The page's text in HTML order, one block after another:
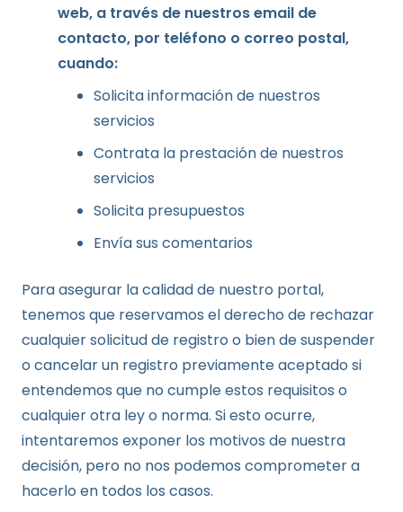
web, a través de nuestros email de
contacto, por teléfono o correo postal,
cuando:
Solicita información de nuestros
servicios
Contrata la prestación de nuestros
servicios
Solicita presupuestos
Envía sus comentarios
Para asegurar la calidad de nuestro portal,
tenemos que reservamos el derecho de rechazar
cualquier solicitud de registro o bien de suspender
o cancelar un registro previamente aceptado si
entendemos que no cumple estos requisitos o
cualquier otra ley o norma. Si esto ocurre,
intentaremos exponer los motivos de nuestra
decisión, pero no nos podemos comprometer a
hacerlo en todos los casos.